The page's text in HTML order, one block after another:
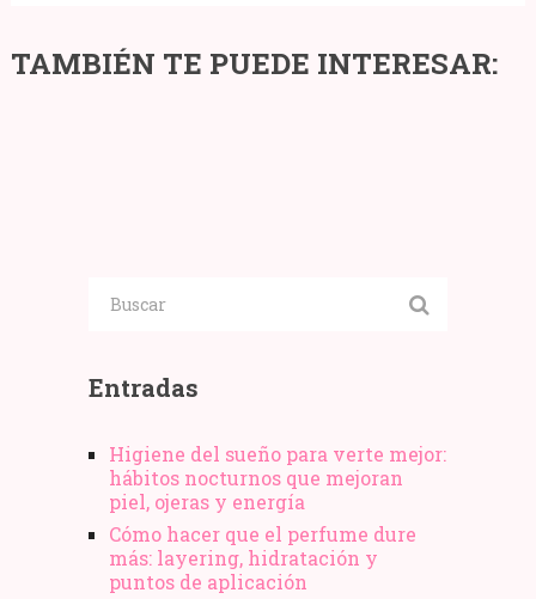
TAMBIÉN TE PUEDE INTERESAR:
Cómo
hacer
Hellmuth
Entradas
Higiene del sueño para verte mejor:
hábitos nocturnos que mejoran
piel, ojeras y energía
Cómo hacer que el perfume dure
más: layering, hidratación y
puntos de aplicación